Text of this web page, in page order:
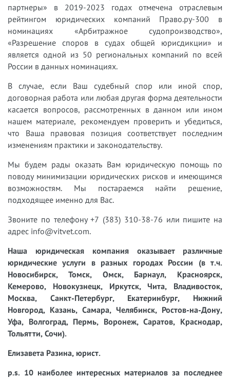
партнеры» в 2019-2023 годах отмечена отраслевым
рейтингом юридических компаний Право.ру-300 в
номинациях «Арбитражное судопроизводство»,
«Разрешение споров в судах общей юрисдикции» и
является одной из 50 региональных компаний по всей
России в данных номинациях.
В случае, если Ваш судебный спор или иной спор,
договорная работа или любая другая форма деятельности
касается вопросов, рассмотренных в данном или ином
нашем материале, рекомендуем проверить и убедиться,
что Ваша правовая позиция соответствует последним
изменениям практики и законодательству.
Мы будем рады оказать Вам юридическую помощь по
поводу минимизации юридических рисков и имеющимся
возможностям. Мы постараемся найти решение,
подходящее именно для Вас.
Звоните по телефону +7 (383) 310-38-76 или пишите на
адрес info@vitvet.com.
Наша юридическая компания оказывает различные
юридические услуги в разных городах России (в т.ч.
Новосибирск, Томск, Омск, Барнаул, Красноярск,
Кемерово, Новокузнецк, Иркутск, Чита, Владивосток,
Москва, Санкт-Петербург, Екатеринбург, Нижний
Новгород, Казань, Самара, Челябинск, Ростов-на-Дону,
Уфа, Волгоград, Пермь, Воронеж, Саратов, Краснодар,
Тольятти, Сочи).
Елизавета Разина, юрист.
p.s. 10 наиболее интересных материалов за последнее